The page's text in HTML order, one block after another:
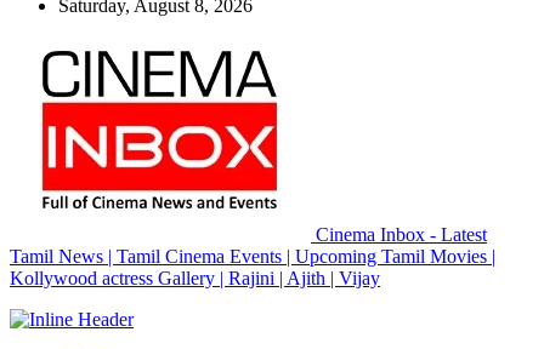
Saturday, August 8, 2026
Cinema Inbox - Latest
Tamil News | Tamil Cinema Events | Upcoming Tamil Movies |
Kollywood actress Gallery | Rajini | Ajith | Vijay